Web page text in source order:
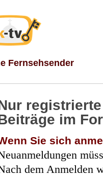
Fernsehsender
im
Sie sich
dem Anmelden